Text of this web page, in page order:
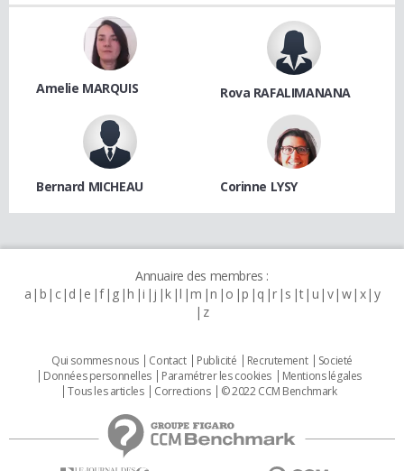
Amelie MARQUIS Rova RAFALIMANANA
Bernard MICHEAU Corinne LYSY
Annuaire des membres :
a b c d e f g h i j k l m n o p q r s t u v w x y
z
Qui sommes nous Contact Publicité Recrutement
Societé
Données personnelles
Paramétrer les cookies
Mentions légales
Tous les articles
Corrections © 2022 CCM Benchmark